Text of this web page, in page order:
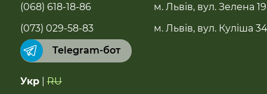
Бестселери
Суперфуды
Чай, растительное молоко, полисол
(068) 618-18-86
(073) 029-58-83
Telegram-бот
м. Львів, вул. Зелена 19
м. Львів, вул. Куліша 34
Укр RU